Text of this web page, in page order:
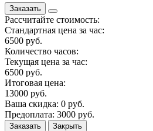
Заказать
Рассчитайте стоимость:
Стандартная цена за час:
6500 руб.
Количество часов:
Текущая цена за час:
6500 руб.
Итоговая цена:
13000 руб.
Ваша скидка: 0 руб.
Предоплата: 3000 руб.
Заказать Закрыть